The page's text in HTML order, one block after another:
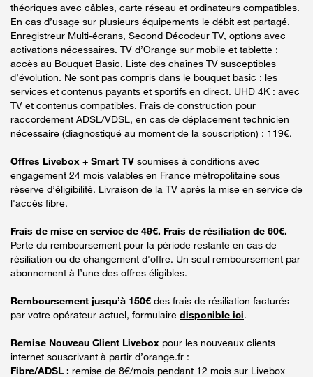
théoriques avec câbles, carte réseau et ordinateurs compatibles.
En cas d’usage sur plusieurs équipements le débit est partagé.
Enregistreur Multi-écrans, Second Décodeur TV, options avec
activations nécessaires. TV d’Orange sur mobile et tablette :
accès au Bouquet Basic. Liste des chaînes TV susceptibles
d’évolution. Ne sont pas compris dans le bouquet basic : les
services et contenus payants et sportifs en direct. UHD 4K : avec
TV et contenus compatibles. Frais de construction pour
raccordement ADSL/VDSL, en cas de déplacement technicien
nécessaire (diagnostiqué au moment de la souscription) : 119€.
Offres Livebox + Smart TV soumises à conditions avec
engagement 24 mois valables en France métropolitaine sous
réserve d’éligibilité. Livraison de la TV après la mise en service de
l'accès fibre.
Frais de mise en service de 49€. Frais de résiliation de 60€.
Perte du remboursement pour la période restante en cas de
résiliation ou de changement d'offre. Un seul remboursement par
abonnement à l’une des offres éligibles.
Remboursement jusqu’à 150€ des frais de résiliation facturés
par votre opérateur actuel, formulaire disponible ici.
Remise Nouveau Client Livebox pour les nouveaux clients
internet souscrivant à partir d’orange.fr :
Fibre/ADSL : remise de 8€/mois pendant 12 mois sur Livebox